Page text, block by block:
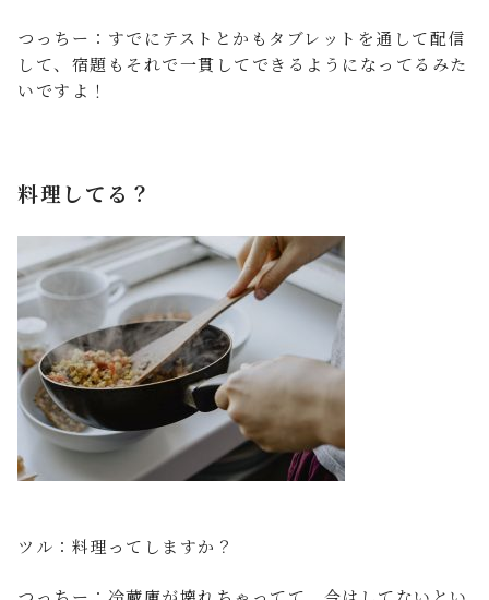
つっちー：すでにテストとかもタブレットを通して配信
して、宿題もそれで一貫してできるようになってるみた
いですよ！
料理してる？
ツル：料理ってしますか？